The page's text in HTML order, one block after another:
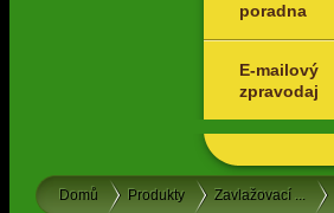
poradna
E-mailový
zpravodaj
Domů Produkty Zavlažovací ...